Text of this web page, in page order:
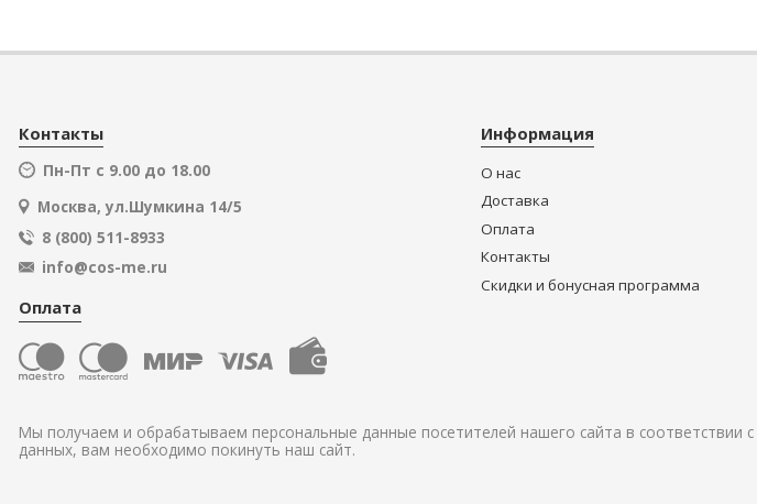
Контакты
Пн-Пт с 9.00 до 18.00
Москва, ул.Шумкина 14/5
8 (800) 511-8933
info@cos-me.ru
Оплата
Информация
О нас
Доставка
Оплата
Контакты
Скидки и бонусная программа
Мы получаем и обрабатываем персональные данные посетителей нашего сайта в соответствии с
данных, вам необходимо покинуть наш сайт.